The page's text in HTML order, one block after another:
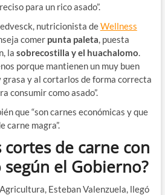
para un rico asado”.
nutricionista deWellness
comer punta paleta, puesta
la sobrecostilla y el huachalomo.
porque mantienen un muy buen
y al cortarlos de forma correcta
consumir como asado”.
que “son carnes económicas y que
carne magra”.
cortes de carne con
el Gobierno?
Esteban Valenzuela, llegó